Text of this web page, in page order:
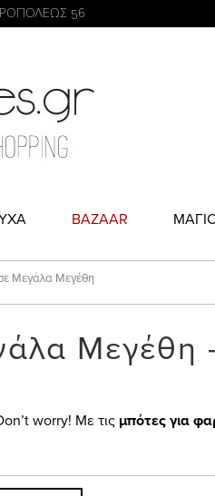
56
BAZAAR
Μεγάλα Μεγέθη
worry! Με τις μπότες για